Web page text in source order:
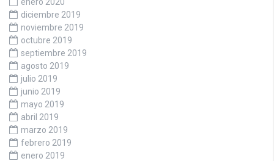
diciembre 2019
noviembre 2019
octubre 2019
septiembre 2019
agosto 2019
julio 2019
junio 2019
mayo 2019
abril 2019
marzo 2019
febrero 2019
enero 2019